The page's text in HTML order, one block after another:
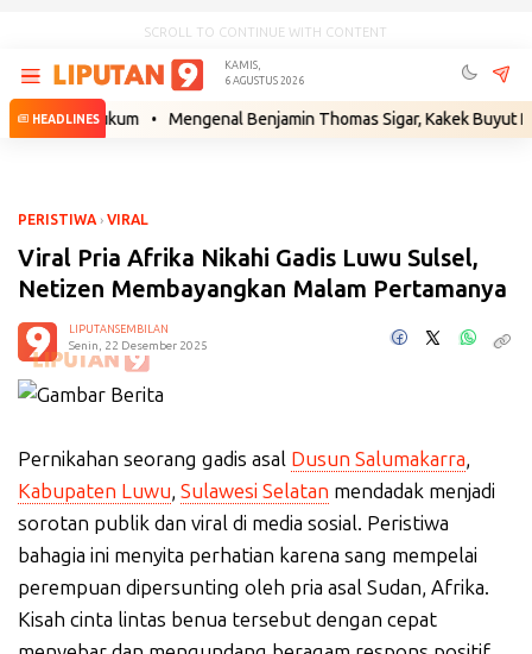
SCROLL TO CONTINUE WITH CONTENT
KAMIS,
6 AGUSTUS 2026
HEADLINES
Hukum • Mengenal Benjamin Thomas Sigar, Kakek Buyut Prabowo
PERISTIWA› VIRAL
Viral Pria Afrika Nikahi Gadis Luwu Sulsel,
Netizen Membayangkan Malam Pertamanya
LIPUTANSEMBILAN
Senin, 22 Desember 2025
Pernikahan seorang gadis asal Dusun Salumakarra,
Kabupaten Luwu, Sulawesi Selatan mendadak menjadi
sorotan publik dan viral di media sosial. Peristiwa
bahagia ini menyita perhatian karena sang mempelai
perempuan dipersunting oleh pria asal Sudan, Afrika.
Kisah cinta lintas benua tersebut dengan cepat